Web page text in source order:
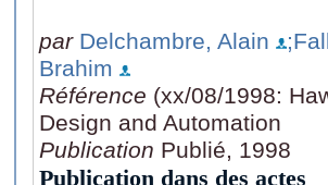
par Delchambre, Alain
Brahim
Référence (xx/08/1998:
Design and Automation
Publication Publié, 1998
Publication dans des actes